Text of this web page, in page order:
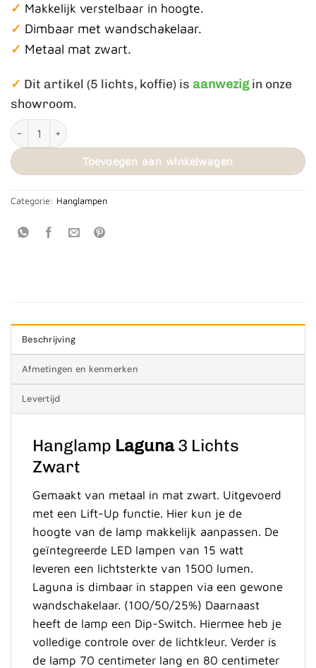
✓ Makkelijk verstelbaar in hoogte.
✓ Dimbaar met wandschakelaar.
✓ Metaal mat zwart.
✓ Dit artikel (5 lichts, koffie) is aanwezig in onze
showroom.
Hanglamp Laguna 3L aantal
Toevoegen aan winkelwagen
Categorie: Hanglampen
Beschrijving
Afmetingen en kenmerken
Levertijd
Hanglamp Laguna3 Lichts
Zwart
Gemaakt van metaal in mat zwart. Uitgevoerd
met een Lift-Up functie. Hier kun je de
hoogte van de lamp makkelijk aanpassen. De
geïntegreerde LED lampen van 15 watt
leveren een lichtsterkte van 1500 lumen.
Laguna is dimbaar in stappen via een gewone
wandschakelaar. (100/50/25%) Daarnaast
heeft de lamp een Dip-Switch. Hiermee heb je
volledige controle over de lichtkleur. Verder is
de lamp 70 centimeter lang en 80 centimeter